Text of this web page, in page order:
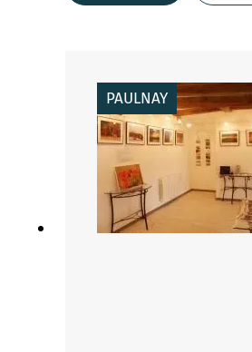
PAULNAY